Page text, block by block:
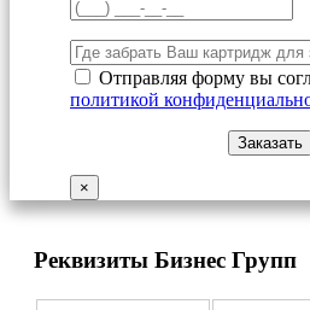
Отправляя форму вы
политикой
×
Реквизиты Бизнес Групп